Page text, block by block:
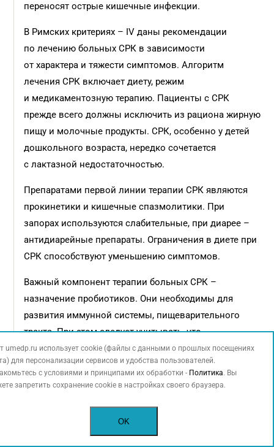
переносят острые кишечные инфекции.
В Римских критериях – IV даны рекомендации
по лечению больных СРК в зависимости
от характера и тяжести симптомов. Алгоритм
лечения СРК включает диету, режим
и медикаментозную терапию. Пациенты с СРК
прежде всего должны исключить из рациона жирную
пищу и молочные продукты. СРК, особенно у детей
дошкольного возраста, нередко сочетается
с лактазной недостаточностью.
Препаратами первой линии терапии СРК являются
прокинетики и кишечные спазмолитики. При
запорах используются слабительные, при диарее –
антидиарейные препараты. Ограничения в диете при
СРК способствуют уменьшению симптомов.
Важный компонент терапии больных СРК –
назначение пробиотиков. Они необходимы для
развития иммунной системы, пищеварительного
тракта. При этом следует учитывать, что
пробиотики – главный компонент функционального
питания.
Доказано, что пробиотические штаммы влияют
на воспаление низкой степени активности.
Пробиотики подавляют воспалительные реакции
umedp.ru использует cookie (файлы с данными о прошлых посещениях
для персонализации сервисов и удобства пользователей.
с условиями и принципами их обработки - Политика. Вы
запретить сохранение cookie в настройках своего браузера.
OK